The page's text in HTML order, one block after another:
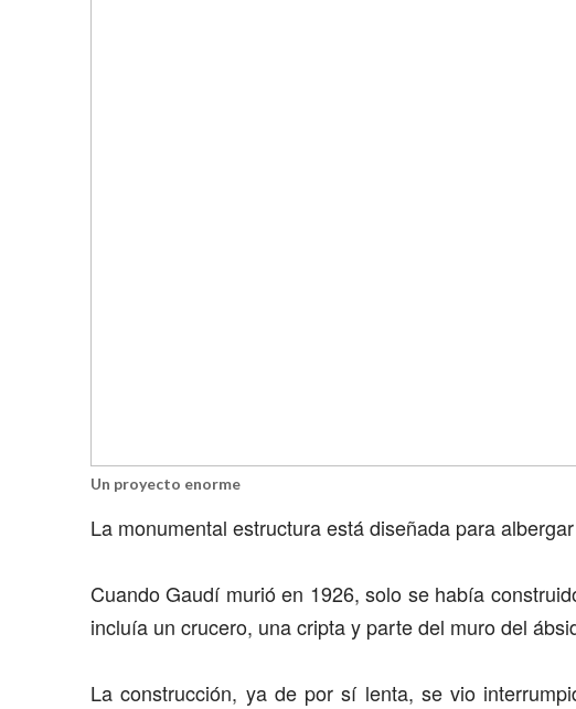
Un proyecto enorme
La monumental estructura está diseñada para
Cuando Gaudí murió en 1926, solo se había
incluía un crucero, una cripta y parte del muro del
La construcción, ya de por sí lenta, se vio